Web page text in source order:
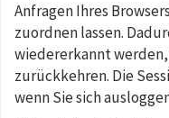
Anfragen Ihres
zuordnen lassen.
wiedererkannt
zurückkehren. Die
wenn Sie sich